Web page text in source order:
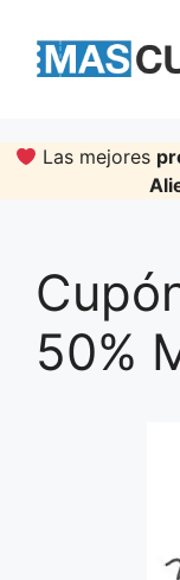
content
Las mejores
50%